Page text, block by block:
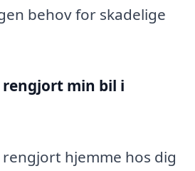
behov for skadelige
min bil i
rengjort hjemme hos dig